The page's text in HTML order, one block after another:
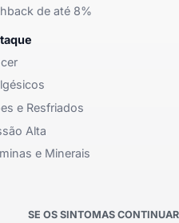
de até 8%
e Resfriados
Alta
e Minerais
SE OS SINTOMAS